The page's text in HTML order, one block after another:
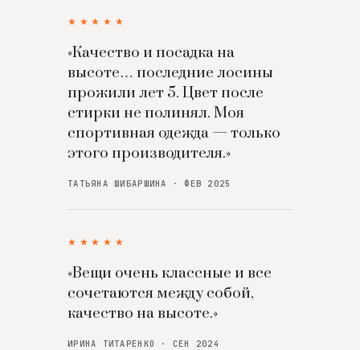
★★★★★
«Качество и посадка на
высоте… последние лосины
прожили лет 5. Цвет после
стирки не полинял. Моя
спортивная одежда — только
этого производителя.»
ТАТЬЯНА ШИБАРШИНА · ФЕВ 2025
★★★★★
«Вещи очень классные и все
сочетаются между собой,
качество на высоте.»
ИРИНА ТИТАРЕНКО · СЕН 2024